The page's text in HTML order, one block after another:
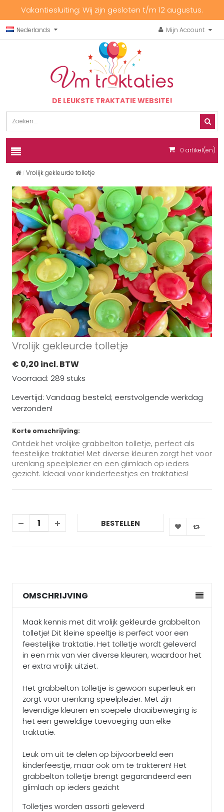
Vakantiesluiting: Wij zijn gesloten t/m 12 augustus.
Nederlands Mijn Account
DE LEUKSTE TRAKTATIE WEBSITE!
0 artikel(en)
Vrolijk gekleurde tolletje
Vrolijk gekleurde tolletje
€ 0,20 incl. BTW
Voorraad: 289 stuks
Levertijd: Vandaag besteld; eerstvolgende werkdag
verzonden!
Korte omschrijving:
Ontdek het vrolijke grabbelton tolletje, perfect als
feestelijke traktatie! Met diverse kleuren zorgt het voor
urenlang speelplezier en een glimlach op ieders
gezicht. Ideaal voor kinderfeestjes en traktaties!
BESTELLEN
OMSCHRIJVING
Maak kennis met dit vrolijk gekleurde grabbelton
tolletje! Dit kleine speeltje is perfect voor een
feestelijke traktatie. Het tolletje wordt geleverd
in een mix van vier diverse kleuren, waardoor het
er extra vrolijk uitziet.
Het grabbelton tolletje is gewoon superleuk en
zorgt voor urenlang speelplezier. Met zijn
levendige kleuren en soepele draaibeweging is
het een geweldige toevoeging aan elke
traktatie.
Leuk om uit te delen op bijvoorbeeld een
kinderfeestje, maar ook om te trakteren! Het
grabbelton tolletje brengt gegarandeerd een
glimlach op ieders gezicht
Tolletjes worden assorti geleverd